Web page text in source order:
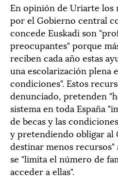
En opinión de Uriarte
por el Gobierno central
concede Euskadi son
preocupantes" porque
reciben cada año estas
una escolarización plena
condiciones". Estos
denunciado, pretenden
sistema en toda España
de becas y las
y pretendiendo obligar al
destinar menos recursos"
se "limita el número de
acceder a ellas".